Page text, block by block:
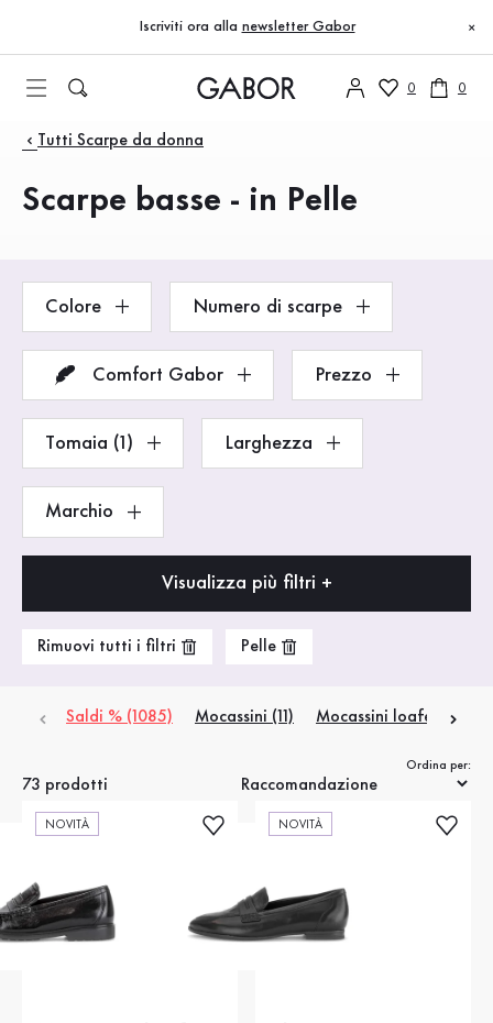
Vai al contenuto principale
Vai alla navigazione principale
Iscriviti ora alla newsletter Gabor ×
0 0
Prodotti
Tutti Scarpe da donna
Scarpe basse - in Pelle
Colore Numero di scarpe
Comfort Gabor Prezzo
Tomaia (1) Larghezza
Marchio
Visualizza più filtri +
Rimuovi tutti i filtri Pelle
Saldi % (1085) Mocassini (11) Mocassini loafer (8)
73 prodotti
Ordina per:
NOVITÀ NOVITÀ